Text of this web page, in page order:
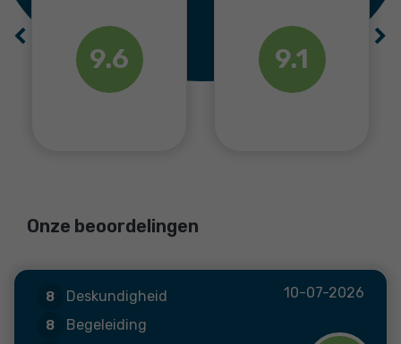
9.1 9.1
Previous
Onze beoordelingen
10-07-2026
8 Deskundigheid
8 Begeleiding